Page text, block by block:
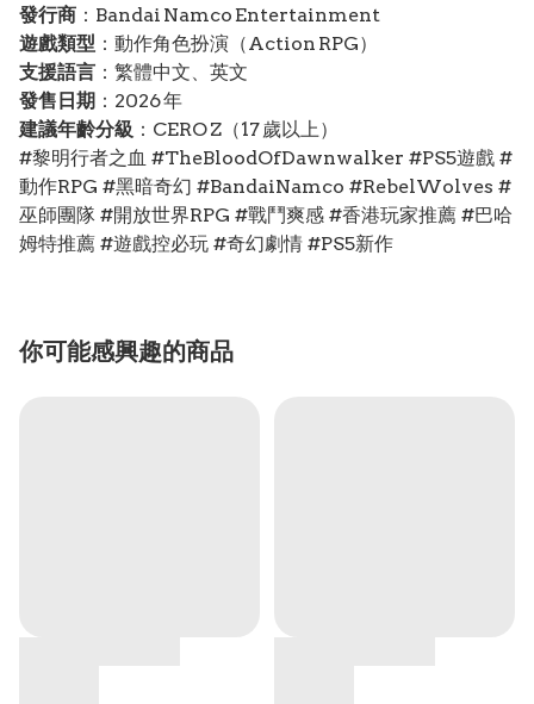
發行商 ：Bandai Namco Entertainment
遊戲類型 ：動作角色扮演（Action RPG）
支援語言 ：繁體中文、英文
發售日期 ：2026 年
建議年齡分級 ：CERO Z（17 歲以上）
#黎明行者之血 #TheBloodOfDawnwalker #PS5遊戲 #
動作RPG #黑暗奇幻 #BandaiNamco #RebelWolves #
巫師團隊 #開放世界RPG #戰鬥爽感 #香港玩家推薦 #巴哈
姆特推薦 #遊戲控必玩 #奇幻劇情 #PS5新作
你可能感興趣的商品